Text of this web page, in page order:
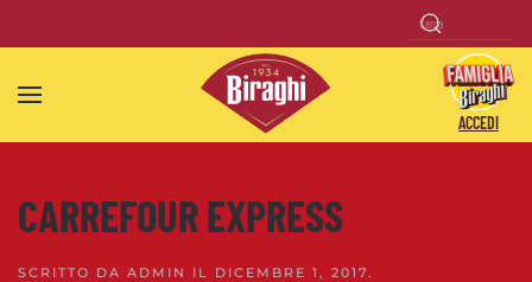
Skip to main content
ACCEDI
CARREFOUR EXPRESS
SCRITTO DA ADMIN IL DICEMBRE 1, 2017.